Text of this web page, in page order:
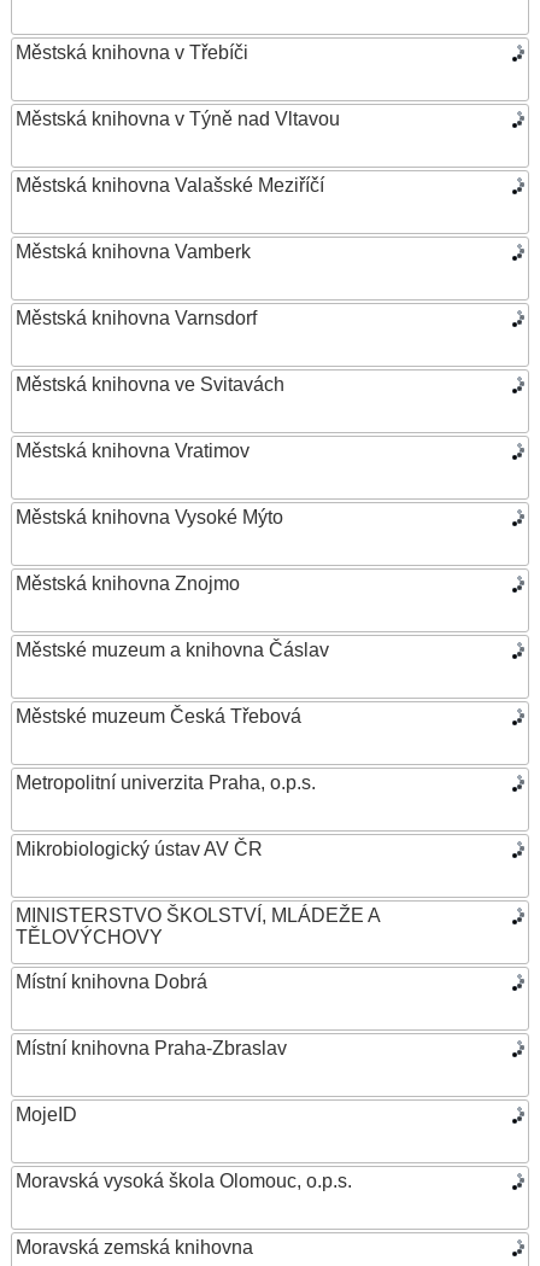
Městská knihovna v Třebíči
Městská knihovna v Týně nad Vltavou
Městská knihovna Valašské Meziříčí
Městská knihovna Vamberk
Městská knihovna Varnsdorf
Městská knihovna ve Svitavách
Městská knihovna Vratimov
Městská knihovna Vysoké Mýto
Městská knihovna Znojmo
Městské muzeum a knihovna Čáslav
Městské muzeum Česká Třebová
Metropolitní univerzita Praha, o.p.s.
Mikrobiologický ústav AV ČR
MINISTERSTVO ŠKOLSTVÍ, MLÁDEŽE A
TĚLOVÝCHOVY
Místní knihovna Dobrá
Místní knihovna Praha-Zbraslav
MojeID
Moravská vysoká škola Olomouc, o.p.s.
Moravská zemská knihovna